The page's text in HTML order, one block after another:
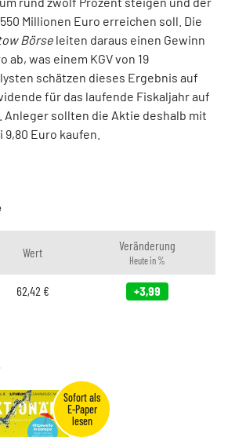
Millionen Euro erreichen soll. Die
Börse leiten daraus einen Gewinn
ab, was einem KGV von 19
schätzen dieses Ergebnis auf
für das laufende Fiskaljahr auf
Anleger sollten die Aktie deshalb mit
Euro kaufen.
Wert Veränderung
Heute in %
62,42 € +3,99